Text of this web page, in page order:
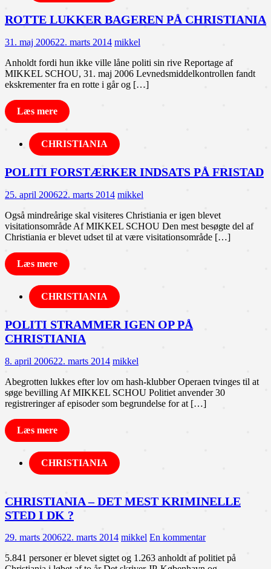
ROTTE LUKKER BAGEREN PÅ CHRISTIANIA
31. maj 200622. marts 2014 mikkel
Anholdt fordi hun ikke ville låne politi sin rive Reportage af
MIKKEL SCHOU, 31. maj 2006 Levnedsmiddelkontrollen fandt
ekskrementer fra en rotte i går og […]
Læs mere
CHRISTIANIA
POLITI FORSTÆRKER INDSATS PÅ FRISTAD
25. april 200622. marts 2014 mikkel
Også mindreårige skal visiteres Christiania er igen blevet
visitationsområde Af MIKKEL SCHOU Den mest besøgte del af
Christiania er blevet udset til at være visitationsområde […]
Læs mere
CHRISTIANIA
POLITI STRAMMER IGEN OP PÅ
CHRISTIANIA
8. april 200622. marts 2014 mikkel
Abegrotten lukkes efter lov om hash-klubber Operaen tvinges til at
søge bevilling Af MIKKEL SCHOU Politiet anvender 30
registreringer af episoder som begrundelse for at […]
Læs mere
CHRISTIANIA
CHRISTIANIA – DET MEST KRIMINELLE
STED I DK ?
29. marts 200622. marts 2014 mikkel En kommentar
5.841 personer er blevet sigtet og 1.263 anholdt af politiet på